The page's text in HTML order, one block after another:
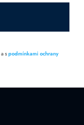
a spodmínkami ochrany